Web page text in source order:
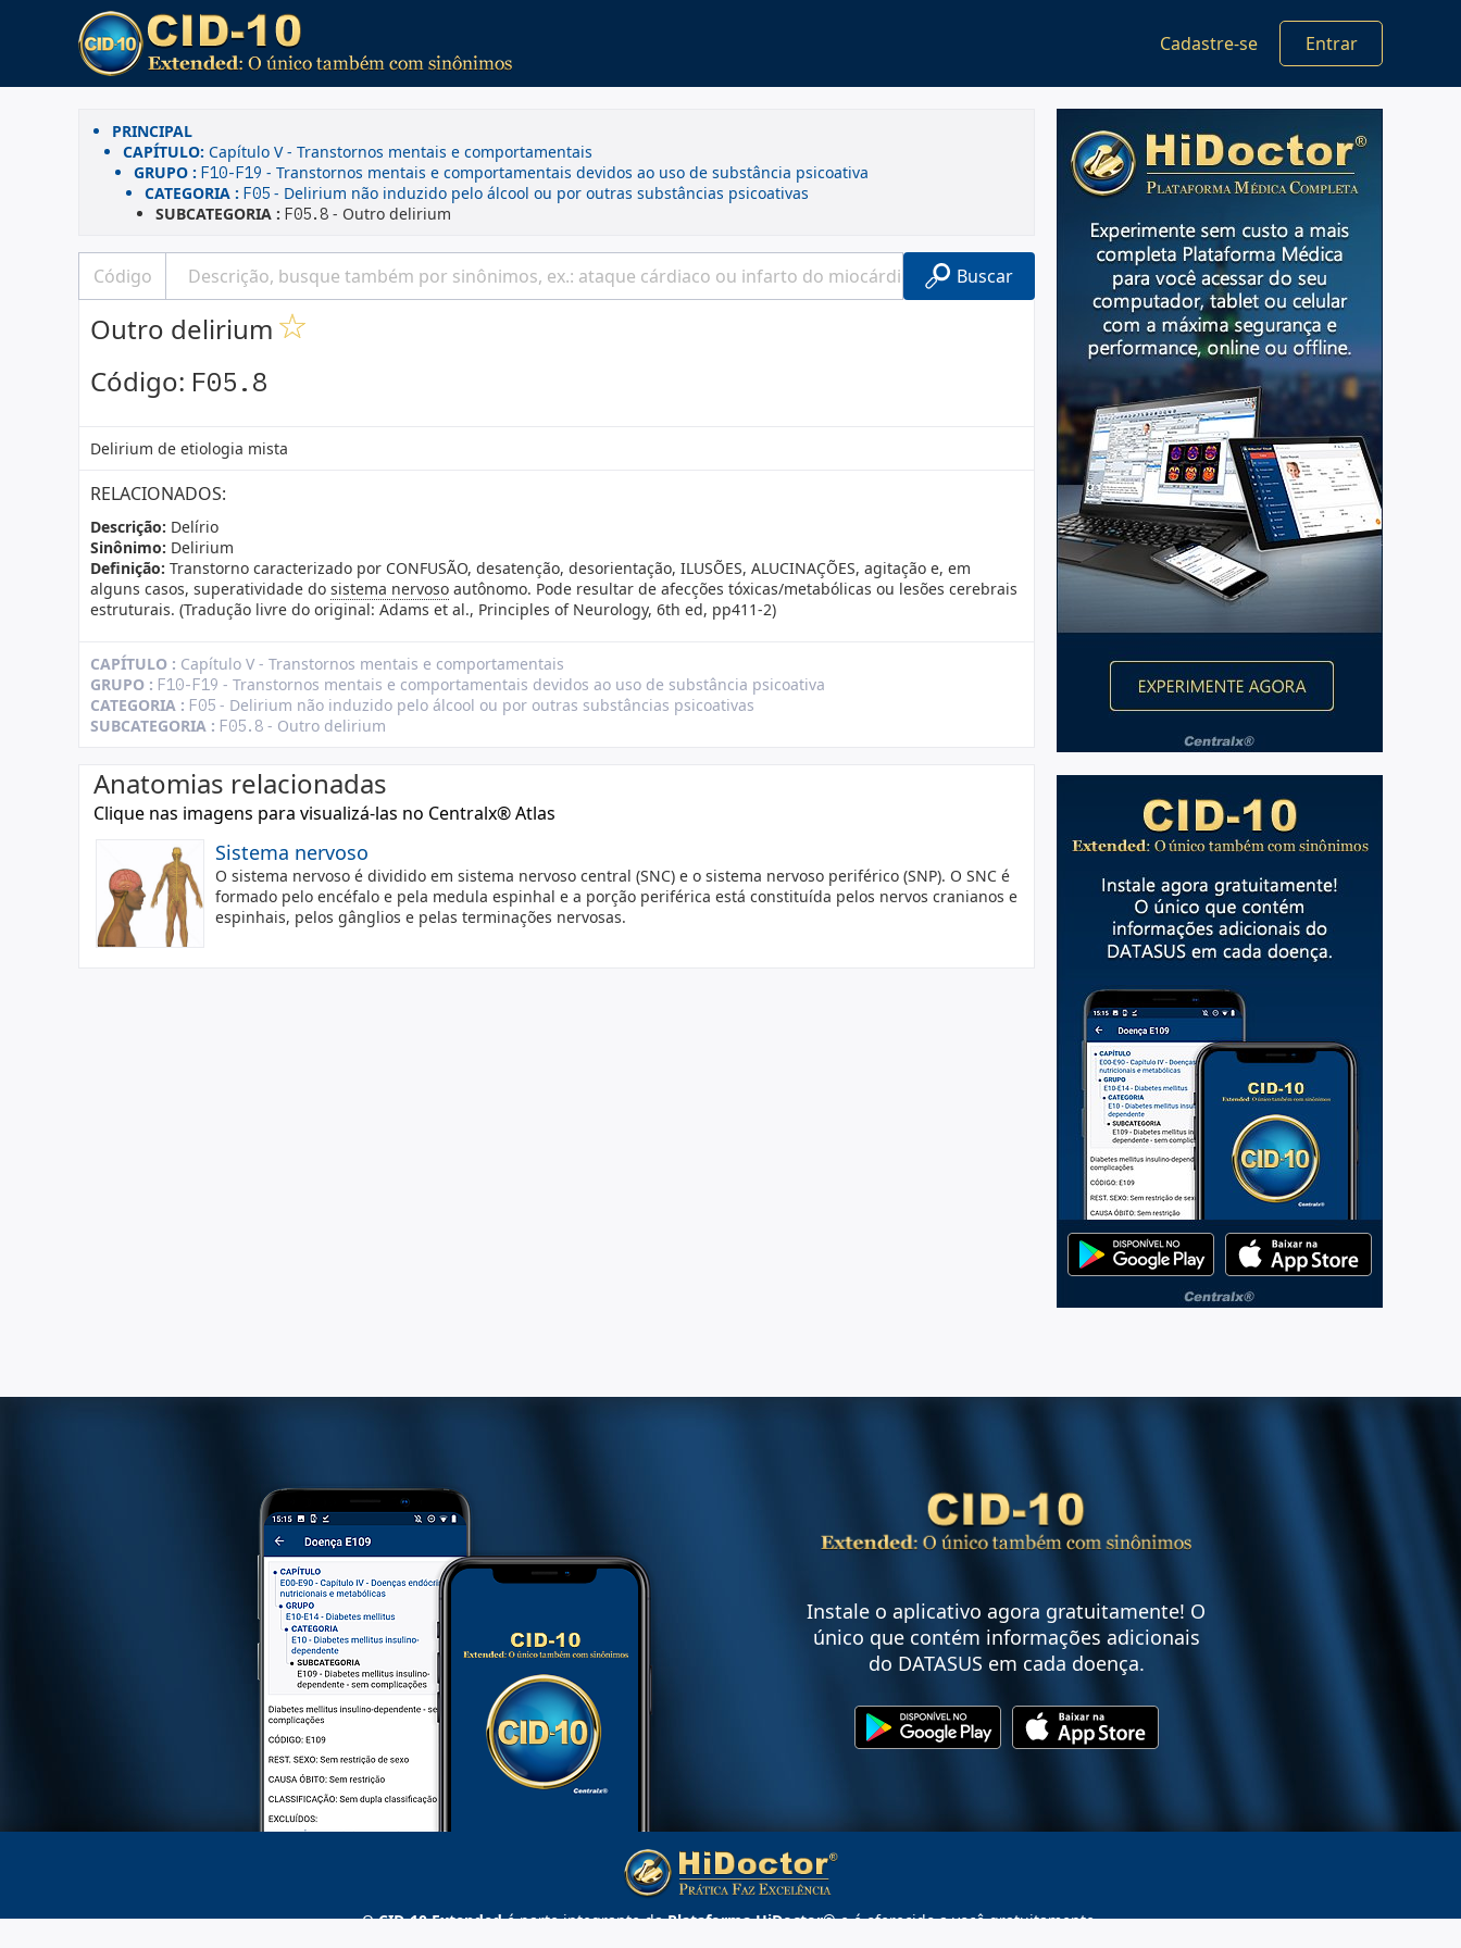
Cadastre-se Entrar
PRINCIPAL
CAPÍTULO: Capítulo V - Transtornos mentais e comportamentais
GRUPO : F10-F19 - Transtornos mentais e comportamentais devidos ao uso de substância psicoativa
CATEGORIA : F05 - Delirium não induzido pelo álcool ou por outras substâncias psicoativas
SUBCATEGORIA : F05.8 - Outro delirium
Buscar
Outro delirium
Código: F05.8
Delirium de etiologia mista
RELACIONADOS:
Descrição: Delírio
Sinônimo: Delirium
Definição: Transtorno caracterizado por CONFUSÃO, desatenção, desorientação, ILUSÕES, ALUCINAÇÕES, agitação e, em
alguns casos, superatividade do sistema nervoso autônomo. Pode resultar de afecções tóxicas/metabólicas ou lesões cerebrais
estruturais. (Tradução livre do original: Adams et al., Principles of Neurology, 6th ed, pp411-2)
CAPÍTULO : Capítulo V - Transtornos mentais e comportamentais
GRUPO : F10-F19 - Transtornos mentais e comportamentais devidos ao uso de substância psicoativa
CATEGORIA : F05 - Delirium não induzido pelo álcool ou por outras substâncias psicoativas
SUBCATEGORIA : F05.8 - Outro delirium
Anatomias relacionadas
Clique nas imagens para visualizá-las no Centralx® Atlas
Sistema nervoso
O sistema nervoso é dividido em sistema nervoso central (SNC) e o sistema nervoso periférico (SNP). O SNC é
formado pelo encéfalo e pela medula espinhal e a porção periférica está constituída pelos nervos cranianos e
espinhais, pelos gânglios e pelas terminações nervosas.
Instale o aplicativo agora gratuitamente! O
único que contém informações adicionais
do DATASUS em cada doença.
OCID-10 Extendedé parte integrante daPlataforma HiDoctor®e é oferecido a você gratuitamente.